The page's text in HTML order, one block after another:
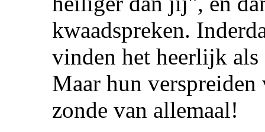
kwaadspreken.
vinden het heerlijk als
Maar hun
zonde van allemaal!